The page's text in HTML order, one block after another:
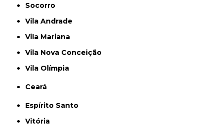
Socorro
Vila Andrade
Vila Mariana
Vila Nova Conceição
Vila Olímpia
Ceará
Espírito Santo
Vitória